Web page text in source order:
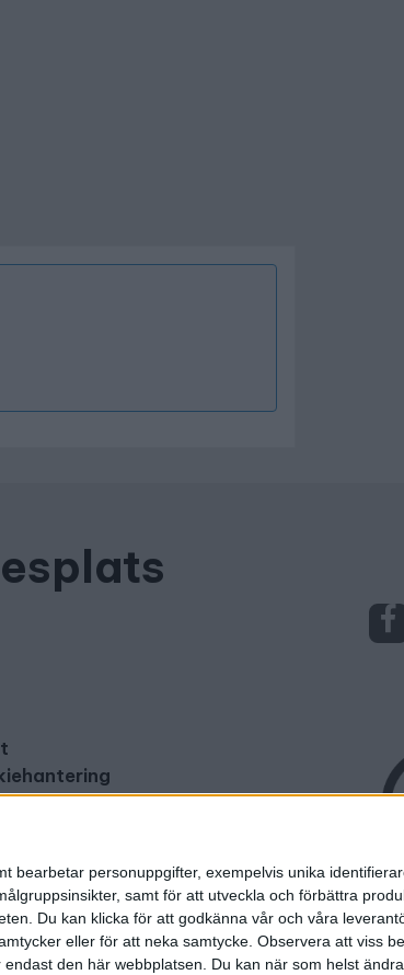
personuppgifter, exempelvis unika
samt för att utveckla och förbättra
Du kan klicka för att godkänna vår och våra
eller för att neka samtycke. Observera att viss
den här webbplatsen. Du kan när som helst